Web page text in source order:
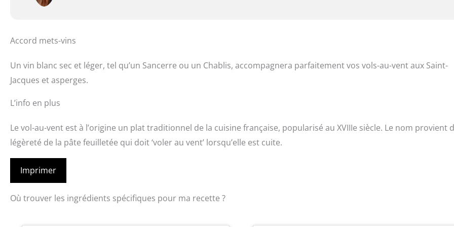
Accord mets-vins
Un vin blanc sec et léger, tel qu’un Sancerre ou un Chablis, accompagnera parfaitement vos vols-au-vent aux Saint-
Jacques et asperges.
L’info en plus
Le vol-au-vent est à l’origine un plat traditionnel de la cuisine française, popularisé au XVIIIe siècle. Le nom provient
légèreté de la pâte feuilletée qui doit ‘voler au vent’ lorsqu’elle est cuite.
Imprimer
Où trouver les ingrédients spécifiques pour ma recette ?